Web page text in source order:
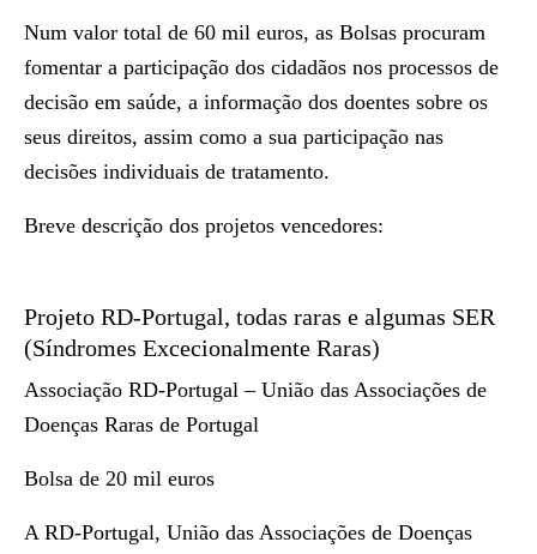
Num valor total de 60 mil euros, as Bolsas procuram
fomentar a participação dos cidadãos nos processos de
decisão em saúde, a informação dos doentes sobre os
seus direitos, assim como a sua participação nas
decisões individuais de tratamento.
Breve descrição dos projetos vencedores:
Projeto RD-Portugal, todas raras e algumas SER
(Síndromes Excecionalmente Raras)
Associação RD-Portugal – União das Associações de
Doenças Raras de Portugal
Bolsa de 20 mil euros
A RD-Portugal, União das Associações de Doenças